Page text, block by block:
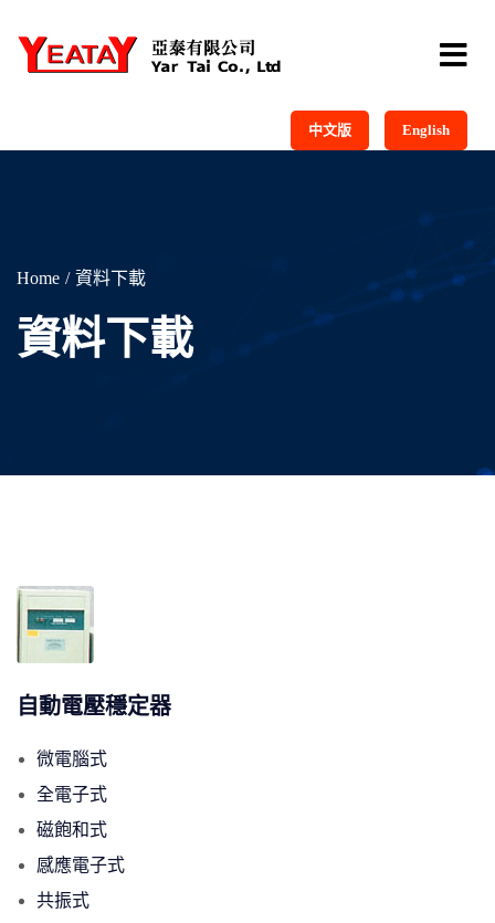
中文版 English
Home 資料下載
資料下載
自動電壓穩定器
微電腦式
全電子式
磁飽和式
感應電子式
共振式